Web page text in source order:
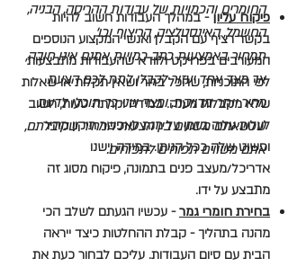
פיקוח עליון- במהלך העבודות חשוב להיות
בקשר רציף עם הקבלן ואנשי המקצוע הנוספים
המעורבים בפרויקט ולוודא שהעבודות מתבצעות
לפי התוכניות, שהכל ברור ושאין תקלות או שאלות
שלא מקבלות מענה. במידה וקרתה טעות, חשוב
לעלות עליה בזמן על מנת לאפשר תיקון מהיר
ופשוט שלה ככל הניתן. במידה וישנו
אדריכל/מעצב פנים בתמונה, פיקוח מסוג זה
מתבצע על ידו.
בחירת חומרי גמר- עכשיו הגעתם לשלב הכי
מהנה בתהליך - קבלת ההחלטות כיצד ייראה
הבית עם סיום העבודות. עליכם לבחור כעת את
החומריםוהכמויות של עבודות ההריסה, הבניה,
החשמל, האינסטלציה, הריצוף וכו'.
תמחור באמצעות כתב כמויות אמנם אינו חובה,
אך מצד אחד יעזור לקבלןלתת לכם הצעת
מחיריותר מדויקת, ומצד שניכך תוכלו לדעת
שכשאתם משווים בין הצעות המחירשקיבלתם,
אתם משווים תפוחים לתפוחים.